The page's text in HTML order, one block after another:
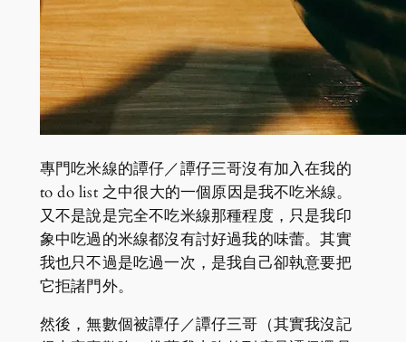
專門吃米線的譚仔／譚仔三哥沒有加入在我的
to do list 之中很大的一個原因是我不吃米線。
又不是說是完全不吃米線那種程度，只是我印
象中吃過的米線都沒有討好過我的味蕾。其實
我也只不過是吃過一次，是我自己卻執意要把
它拒諸門外。
然後，無數個被譚仔／譚仔三哥（其實我沒記